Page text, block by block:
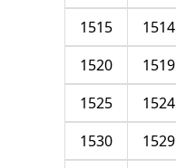
1514
1515
1519
1520
1524
1525
1529
1530